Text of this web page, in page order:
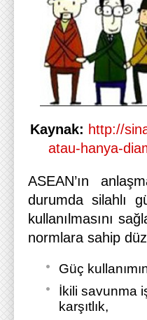
Kaynak: http://
atau-hanya-
ASEAN’ın
durumda silahlı
kullanılmasını
normlara sahip
Güç
İkili savunma
karşıtlık,